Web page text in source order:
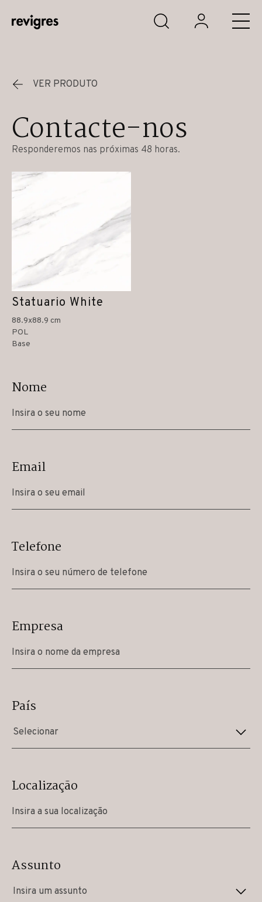
Saltar para o conteúdo principal
VER PRODUTO
Contacte-nos
Responderemos nas próximas 48 horas.
Statuario White
88.9x88.9 cm
POL
Base
Nome
Email
Telefone
Empresa
País
Selecionar
Localização
Assunto
Insira um assunto